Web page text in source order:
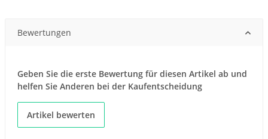
Bewertungen
Geben Sie die erste Bewertung für diesen Artikel ab und
helfen Sie Anderen bei der Kaufentscheidung
Artikel bewerten